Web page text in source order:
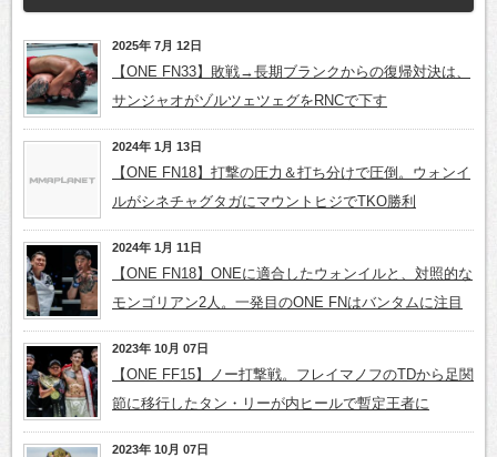
2025年 7月 12日
【ONE FN33】敗戦→長期ブランクからの復帰対決は、
サンジャオがゾルツェツェグをRNCで下す
2024年 1月 13日
【ONE FN18】打撃の圧力＆打ち分けで圧倒。ウォンイ
ルがシネチャグタガにマウントヒジでTKO勝利
2024年 1月 11日
【ONE FN18】ONEに適合したウォンイルと、対照的な
モンゴリアン2人。一発目のONE FNはバンタムに注目
2023年 10月 07日
【ONE FF15】ノー打撃戦。フレイマノフのTDから足関
節に移行したタン・リーが内ヒールで暫定王者に
2023年 10月 07日